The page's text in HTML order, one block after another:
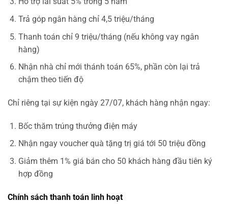
Trả góp ngân hàng chỉ 4,5 triệu/tháng
Thanh toán chỉ 9 triệu/tháng (nếu không vay ngân
hàng)
Nhận nhà chỉ mới thánh toán 65%, phần còn lại trả
chậm theo tiến độ
Chỉ riêng tại sự kiện ngày 27/07, khách hàng nhận ngay:
Bốc thăm trúng thưởng điện máy
Nhận ngay voucher quà tặng trị giá tới 50 triệu đồng
Giảm thêm 1% giá bán cho 50 khách hàng đầu tiên ký
hợp đồng
Chính sách thanh toán linh hoạt